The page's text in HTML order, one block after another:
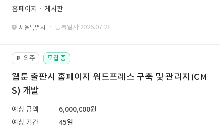
홈페이지ㆍ게시판
서울특별시 · 등록일자 2026.07.28.
📔 외주 모집 중
웹툰 출판사 홈페이지 워드프레스 구축 및 관리자(CM
S) 개발
예상 금액
6,000,000원
예상 기간
45일